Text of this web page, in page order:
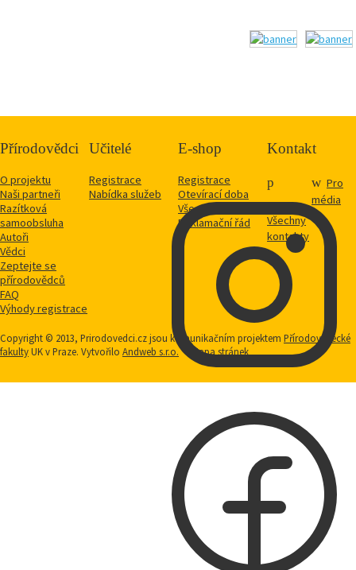
Přírodovědci
O projektu
Naši partneři
Razítková
samoobsluha
Autoři
Vědci
Zeptejte se
přírodovědců
FAQ
Výhody registrace
Učitelé
Registrace
Nabídka služeb
E-shop
Registrace
Otevírací doba
Vše o nákupu
Reklamační řád
Kontakt
Všechny
kontakty
Pro
média
Copyright © 2013, Prirodovedci.cz jsou komunikačním projektem Přírodovědecké
fakultyUK v Praze. Vytvořilo Andweb s.r.o. Mapa stránek